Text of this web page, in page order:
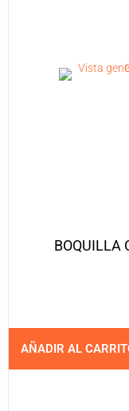
BOQUILLA
AÑADIR AL